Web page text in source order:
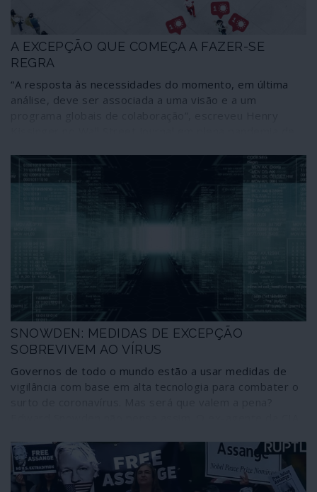
A EXCEPÇÃO QUE COMEÇA A FAZER-SE
REGRA
“A resposta às necessidades do momento, em última
análise, deve ser associada a uma visão e a um
todos os esforços globalistas ditou esta sentença num
contexto de reforço dos estados de excepção através
do planeta, os quais, de acordo com o experiente
Edward Snowden, continuarão a ter efeitos quando o
novo coronavírus não passar de uma má memória. Um
tendência generalizada – e banalizada – que impõe
vigilância incansável
SNOWDEN: MEDIDAS DE EXCEPÇÃO
SOBREVIVEM AO VÍRUS
Governos de todo o mundo estão a usar medidas de
vigilância com base em alta tecnologia para combater o
programa de espionagem dos Estados Unidos alerta
que uma vez essas tecnologias postas em prática é
muito difícil que regressem à fonte de onde vieram.